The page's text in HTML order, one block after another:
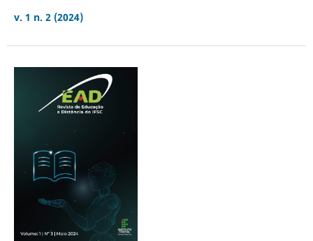
v. 1 n. 2 (2024)